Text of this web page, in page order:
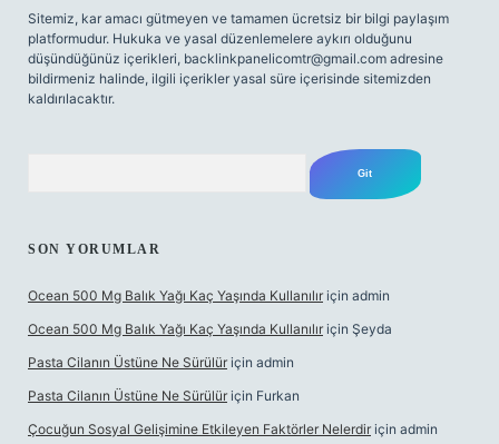
Sitemiz, kar amacı gütmeyen ve tamamen ücretsiz bir bilgi paylaşım
platformudur. Hukuka ve yasal düzenlemelere aykırı olduğunu
düşündüğünüz içerikleri, backlinkpanelicomtr@gmail.com adresine
bildirmeniz halinde, ilgili içerikler yasal süre içerisinde sitemizden
kaldırılacaktır.
SON YORUMLAR
Ocean 500 Mg Balık Yağı Kaç Yaşında Kullanılır için admin
Ocean 500 Mg Balık Yağı Kaç Yaşında Kullanılır için Şeyda
Pasta Cilanın Üstüne Ne Sürülür için admin
Pasta Cilanın Üstüne Ne Sürülür için Furkan
Çocuğun Sosyal Gelişimine Etkileyen Faktörler Nelerdir için admin